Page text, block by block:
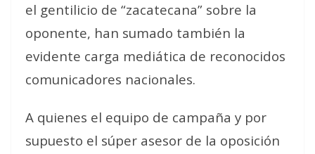
el gentilicio de “zacatecana” sobre la
oponente, han sumado también la
evidente carga mediática de reconocidos
comunicadores nacionales.
A quienes el equipo de campaña y por
supuesto el súper asesor de la oposición